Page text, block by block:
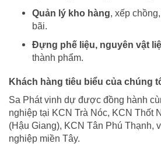
Quản lý kho hàng, xếp
bãi.
Đựng phế liệu, nguyên vật
thành phẩm.
Khách hàng tiêu biểu của chúng
Sa Phát vinh dự được đồng hành
nghiệp tại KCN Trà Nóc, KCN Thốt
(Hậu Giang), KCN Tân Phú Thạnh,
nghiệp miền Tây.